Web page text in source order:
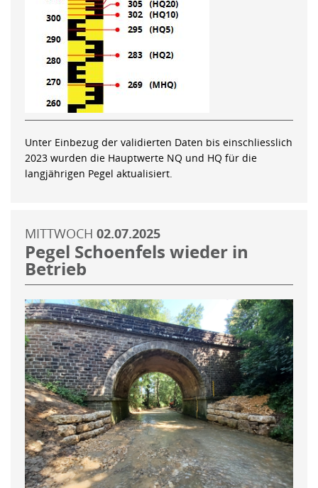
Unter Einbezug der validierten Daten bis einschliesslich
2023 wurden die Hauptwerte NQ und HQ für die
langjährigen Pegel aktualisiert.
MITTWOCH 02.07.2025
Pegel Schoenfels wieder in
Betrieb